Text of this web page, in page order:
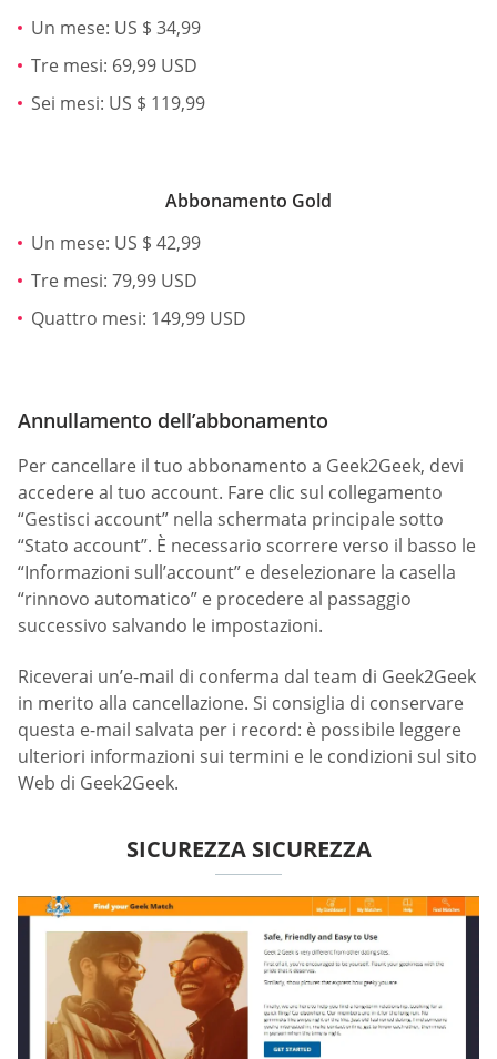
Un mese: US $ 34,99
Tre mesi: 69,99 USD
Sei mesi: US $ 119,99
Abbonamento Gold
Un mese: US $ 42,99
Tre mesi: 79,99 USD
Quattro mesi: 149,99 USD
Annullamento dell’abbonamento
Per cancellare il tuo abbonamento a Geek2Geek, devi
accedere al tuo account. Fare clic sul collegamento
“Gestisci account” nella schermata principale sotto
“Stato account”. È necessario scorrere verso il basso le
“Informazioni sull’account” e deselezionare la casella
“rinnovo automatico” e procedere al passaggio
successivo salvando le impostazioni.
Riceverai un’e-mail di conferma dal team di Geek2Geek
in merito alla cancellazione. Si consiglia di conservare
questa e-mail salvata per i record: è possibile leggere
ulteriori informazioni sui termini e le condizioni sul sito
Web di Geek2Geek.
SICUREZZA SICUREZZA